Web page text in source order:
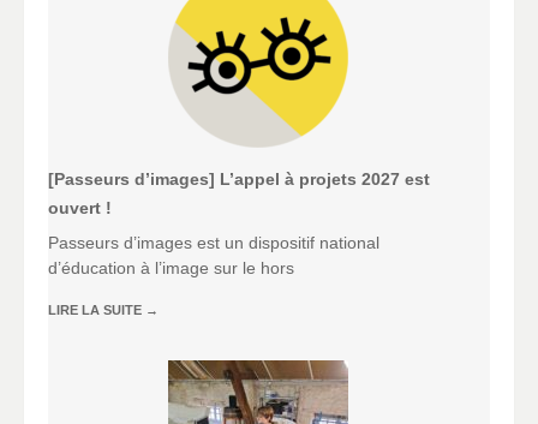
[Passeurs d’images] L’appel à projets 2027 est
ouvert !
Passeurs d’images est un dispositif national
d’éducation à l’image sur le hors
LIRE LA SUITE →